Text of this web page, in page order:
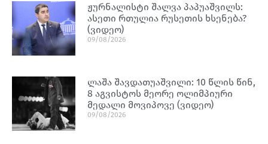
ჟურნალისტი შალვა პაპუაშვილს:
ასეთი რთულია რუსეთის ხსენება?
(ვიდეო)
09/08/2026
ლაშა შავდათუაშვილი: 10 წლის წინ,
8 აგვისტოს მეორე ოლიმპიური
მედალი მოვიპოვე (ვიდეო)
09/08/2026